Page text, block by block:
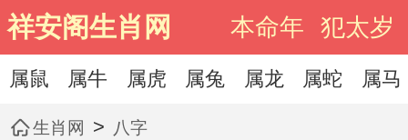
祥安阁生肖网 本命年 犯太岁
属鼠 属牛 属虎 属兔 属龙 属蛇 属马
生肖网 > 八字